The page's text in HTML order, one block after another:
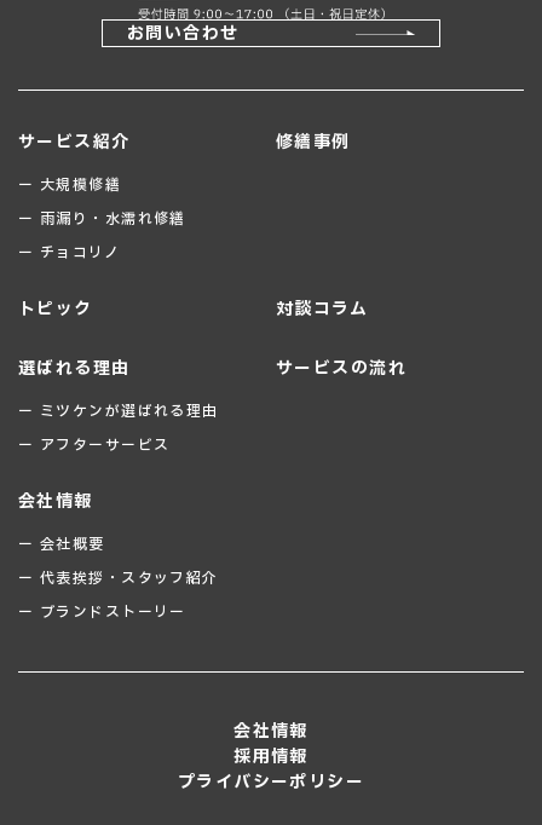
お問い合わせ
サービス紹介
ー 大規模修繕
ー 雨漏り・水濡れ修繕
ー チョコリノ
修繕事例
トピック 対談コラム
選ばれる理由
ー ミツケンが選ばれる理由
ー アフターサービス
サービスの流れ
会社情報
ー 会社概要
ー 代表挨拶・スタッフ紹介
ー ブランドストーリー
会社情報
採用情報
プライバシーポリシー